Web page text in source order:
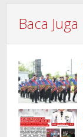
Baca Juga